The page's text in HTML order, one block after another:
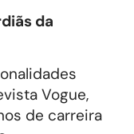
da
Vogue,
de carreira